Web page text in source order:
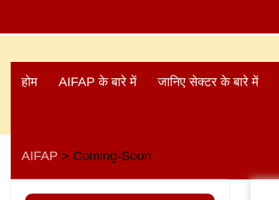
content
होम AIFAP के बारे में जानिए सेक्टर के बारे में
AIFAP > Coming-Soon